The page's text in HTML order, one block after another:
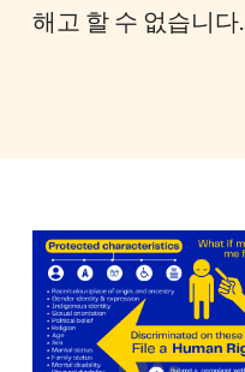
해고 할 수 없습니다.